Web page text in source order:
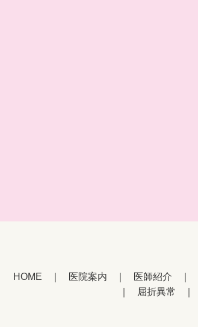
HOME 医院案内 医師紹介
屈折異常